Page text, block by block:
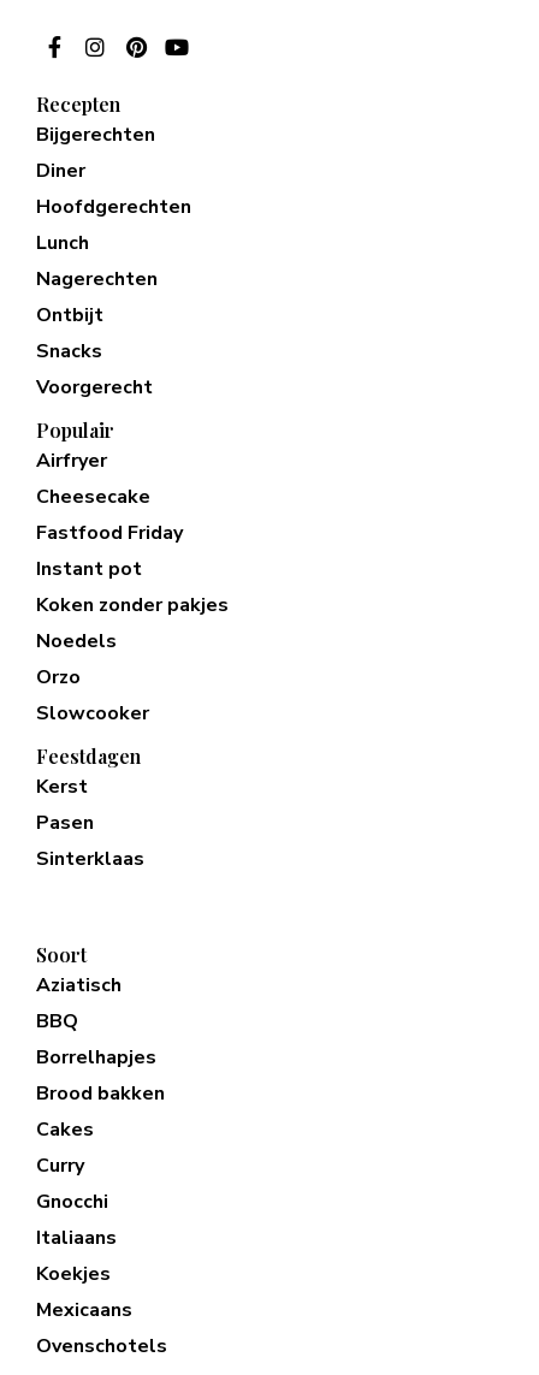
Recepten
Bijgerechten
Diner
Hoofdgerechten
Lunch
Nagerechten
Ontbijt
Snacks
Voorgerecht
Populair
Airfryer
Cheesecake
Fastfood Friday
Instant pot
Koken zonder pakjes
Noedels
Orzo
Slowcooker
Feestdagen
Kerst
Pasen
Sinterklaas
Soort
Aziatisch
BBQ
Borrelhapjes
Brood bakken
Cakes
Curry
Gnocchi
Italiaans
Koekjes
Mexicaans
Ovenschotels